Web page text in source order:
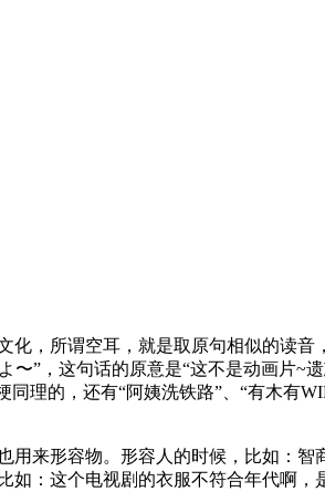
，所谓空耳，就是取原句相似的读
”，这句话的原意是“这不是动画片~
理的，还有“阿姨洗铁路”、“有木有
来形容物。形容人的时候，比如：
：这个电视剧的衣服不符合年代啊